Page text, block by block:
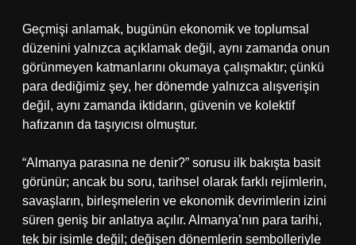
Geçmişi anlamak, bugünün ekonomik ve toplumsal
düzenini yalnızca açıklamak değil, aynı zamanda onun
görünmeyen katmanlarını okumaya çalışmaktır; çünkü
para dediğimiz şey, her dönemde yalnızca alışverişin
değil, aynı zamanda iktidarın, güvenin ve kolektif
hafızanın da taşıyıcısı olmuştur.
“Almanya parasına ne denir?” sorusu ilk bakışta basit
görünür; ancak bu soru, tarihsel olarak farklı rejimlerin,
savaşların, birleşmelerin ve ekonomik devrimlerin izini
süren geniş bir anlatıya açılır. Almanya’nın para tarihi,
tek bir isimle değil; değişen dönemlerin sembolleriyle